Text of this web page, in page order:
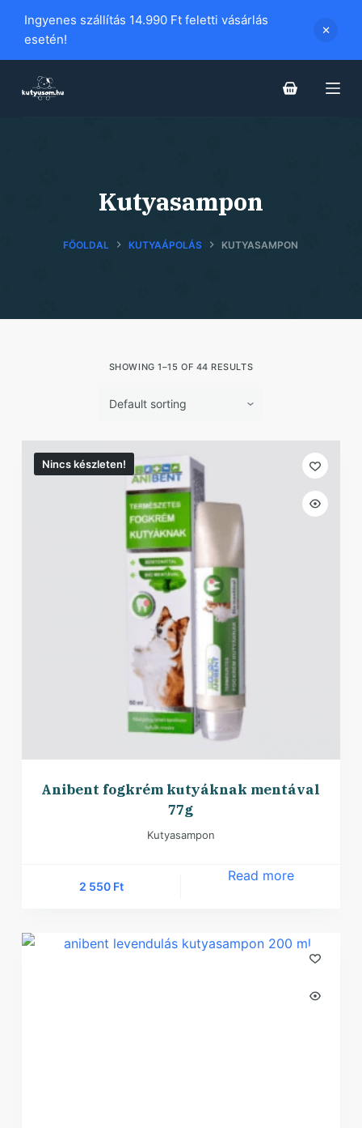
i
Ingyenes szállítás 14.990 Ft feletti vásárlás
esetén!
Kutyasampon
FŐOLDAL KUTYAÁPOLÁS KUTYASAMPON
SHOWING 1–15 OF 44 RESULTS
Nincs készleten!
Anibent fogkrém kutyáknak mentával
77g
Kutyasampon
2 550 Ft
Read more